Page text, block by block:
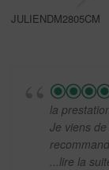
JULIENDM2805CM
la
Je viens
...lire la